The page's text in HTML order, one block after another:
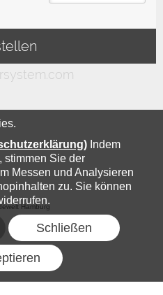
Indem
stimmen Sie der
Messen und Analysieren
zu. Sie können
Schließen
Hamburg